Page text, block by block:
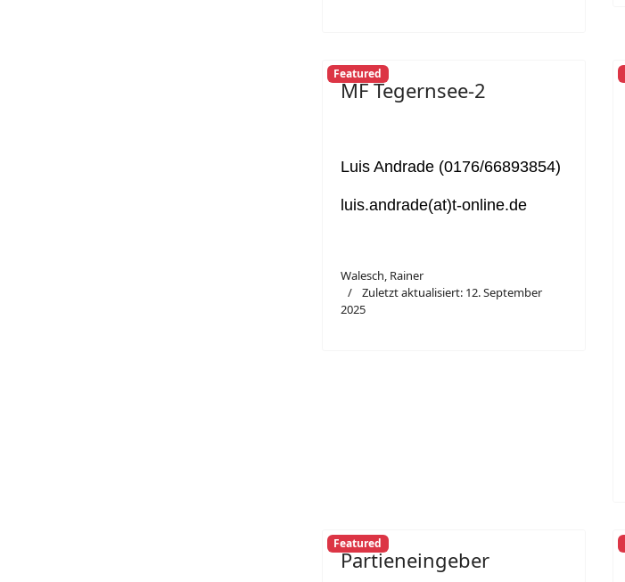
Featured
MF Tegernsee-2
Luis Andrade (0176/66893854)
luis.andrade(at)t-online.de
Walesch, Rainer
Zuletzt aktualisiert: 12. September
2025
Featured
Partieneingeber